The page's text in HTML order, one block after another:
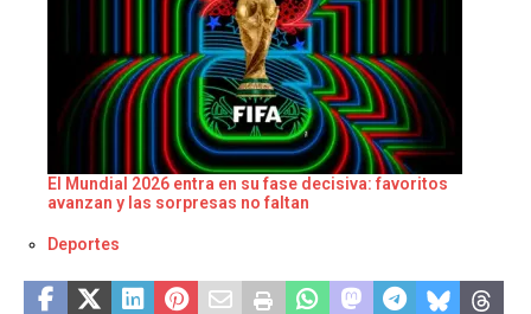
El Mundial 2026 entra en su fase decisiva: favoritos
avanzan y las sorpresas no faltan
Respecto a
Deportes